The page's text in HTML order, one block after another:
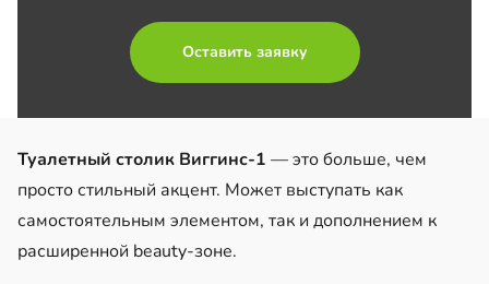
Оставить заявку
Туалетный столик Виггинс-1 — это больше, чем
просто стильный акцент. Может выступать как
самостоятельным элементом, так и дополнением к
расширенной beauty-зоне.